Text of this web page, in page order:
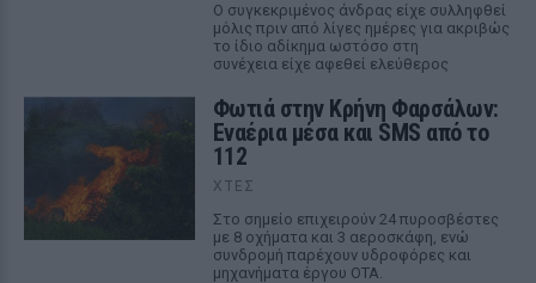
Ο συγκεκριμένος άνδρας είχε συλληφθεί
μόλις πριν από λίγες ημέρες για ακριβώς
το ίδιο αδίκημα ωστόσο στη
συνέχεια είχε αφεθεί ελεύθερος
Φωτιά στην Κρήνη Φαρσάλων:
Εναέρια μέσα και SMS από το
112
ΧΤΕΣ
Στο σημείο επιχειρούν 24 πυροσβέστες
με 8 οχήματα και 3 αεροσκάφη, ενώ
συνδρομή παρέχουν υδροφόρες και
μηχανήματα έργου ΟΤΑ.